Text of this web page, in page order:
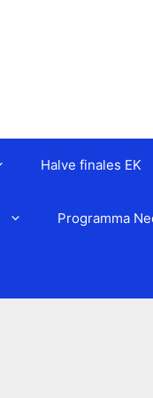
Halve finales EK
Programma